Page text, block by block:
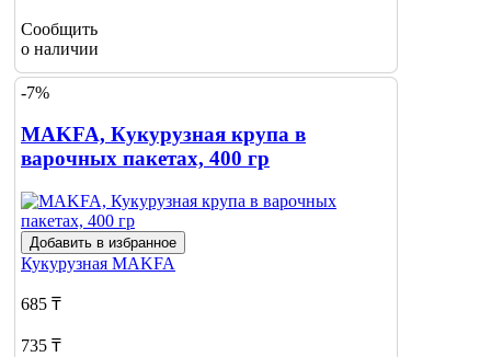
Сообщить
о наличии
-7%
MAKFA, Кукурузная крупа в
варочных пакетах, 400 гр
Добавить в избранное
Кукурузная MAKFA
685 ₸
735 ₸